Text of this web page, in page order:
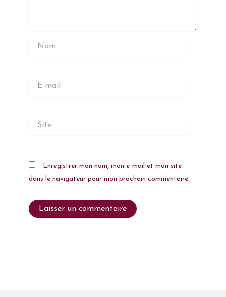
Nom
mail
Site
Enregistrer mon nom, mon e-mail et mon site
dans le navigateur pour mon prochain commentaire.